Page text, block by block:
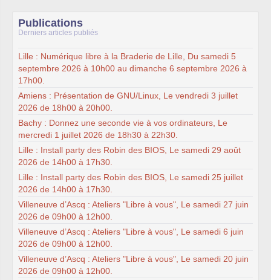
Publications
Derniers articles publiés
Lille : Numérique libre à la Braderie de Lille, Du samedi 5
septembre 2026 à 10h00 au dimanche 6 septembre 2026 à
17h00.
Amiens : Présentation de GNU/Linux, Le vendredi 3 juillet
2026 de 18h00 à 20h00.
Bachy : Donnez une seconde vie à vos ordinateurs, Le
mercredi 1 juillet 2026 de 18h30 à 22h30.
Lille : Install party des Robin des BIOS, Le samedi 29 août
2026 de 14h00 à 17h30.
Lille : Install party des Robin des BIOS, Le samedi 25 juillet
2026 de 14h00 à 17h30.
Villeneuve d’Ascq : Ateliers "Libre à vous", Le samedi 27 juin
2026 de 09h00 à 12h00.
Villeneuve d’Ascq : Ateliers "Libre à vous", Le samedi 6 juin
2026 de 09h00 à 12h00.
Villeneuve d’Ascq : Ateliers "Libre à vous", Le samedi 20 juin
2026 de 09h00 à 12h00.